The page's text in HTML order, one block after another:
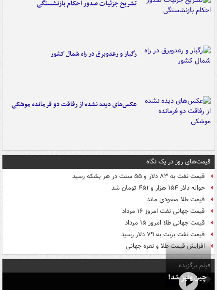
تشریح جزئیات صدور احکام بازنشستگی
رگبار و رعدوبرق در راه شمال کشور
عکس‌های دیده نشده از رفاقت دو فرمانده‌ موشکی
قیمت‌های روز در یک نگاه
قیمت نفت به ۸۳ دلار و ۵۵ سنت در هر بشکه رسید
حواله دلار ۱۵۴ هزار و ۴۵۱ تومان شد
قیمت طلا صعودی ماند
قیمت جهانی نفت امروز ۱۶ مرداد
قیمت جهانی طلا امروز ۱۵ مرداد
قیمت نفت برنت به ۷۹ دلار رسید
افزایش قیمت طلا و نقره جهانی
فیلم برگزیده
چین ونیز شد!